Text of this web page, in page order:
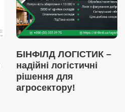
БІНФІЛД ЛОГІСТИК –
надійні логістичні
рішення для
агросектору!